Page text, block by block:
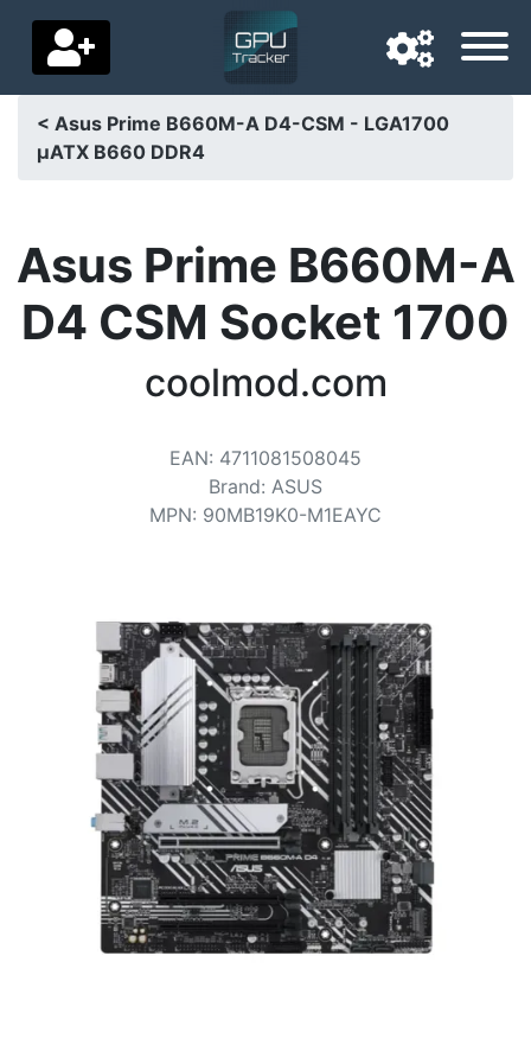
Navigatietaal
Startpagina
Prijs daalt
Neem contact met ons op
< Asus Prime B660M-A D4-CSM - LGA1700
µATX B660 DDR4
Asus Prime B660M-A
D4 CSM Socket 1700
coolmod.com
EAN: 4711081508045
Brand: ASUS
MPN: 90MB19K0-M1EAYC